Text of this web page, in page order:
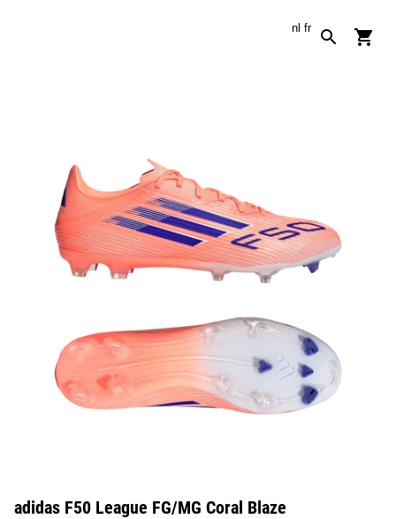
nl fr
adidas F50 League FG/MG Coral Blaze